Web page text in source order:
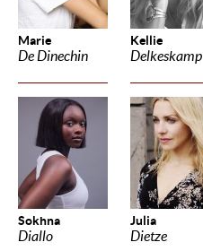
Marie
De Dinechin
Kellie
Delkeskamp
Sokhna
Diallo
Julia
Dietze